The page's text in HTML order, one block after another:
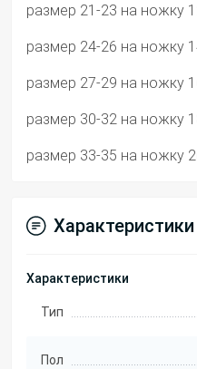
размер 21-23 на ножку
размер 24-26 на ножку
размер 27-29 на ножку
размер 30-32 на ножку
размер 33-35 на ножку
Характеристики
Характеристики
Тип
Пол